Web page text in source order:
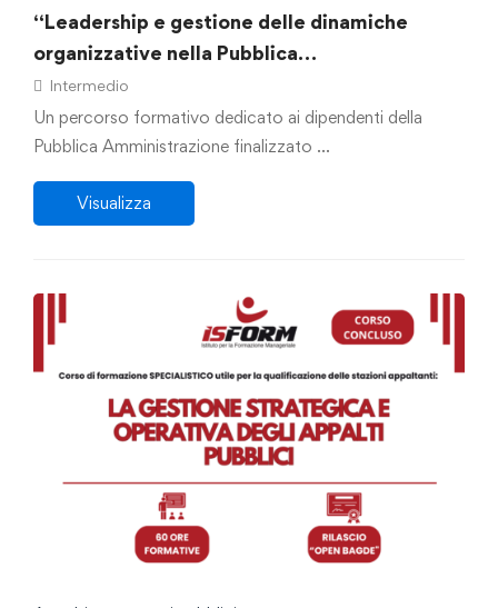
“Leadership e gestione delle dinamiche
organizzative nella Pubblica
Amministrazione”
Intermedio
Un percorso formativo dedicato ai dipendenti della
Pubblica Amministrazione finalizzato …
Visualizza